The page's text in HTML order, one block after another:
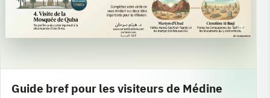
Guide bref pour les visiteurs de Médine